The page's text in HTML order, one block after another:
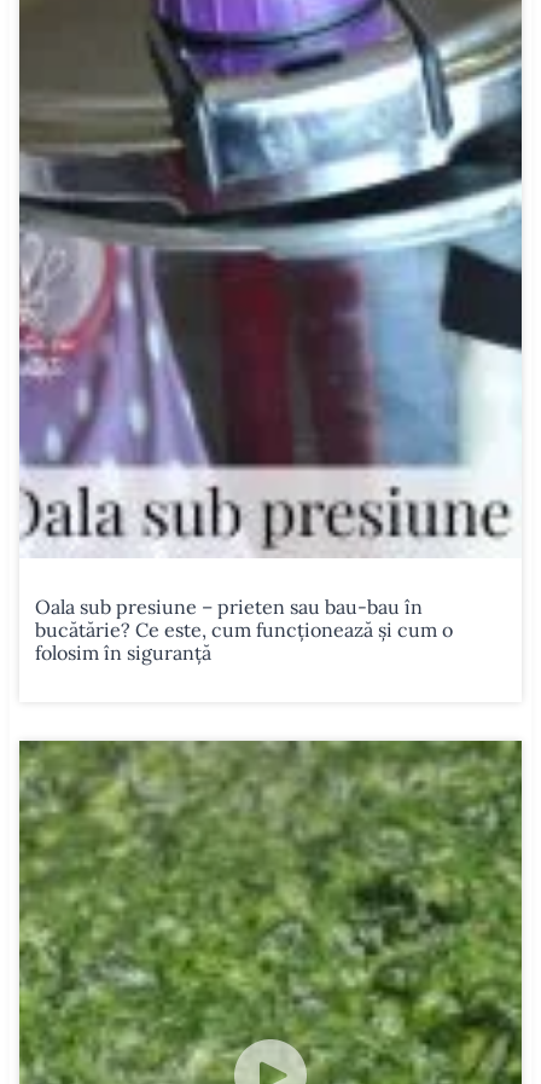
Oala sub presiune – prieten sau bau-bau în
bucătărie? Ce este, cum funcționează și cum o
folosim în siguranță